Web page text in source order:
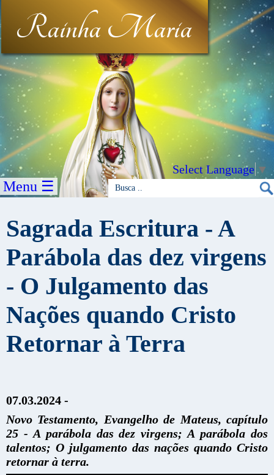
Rainha Maria
Select Language ▼
Menu ☰
Sagrada Escritura - A
Parábola das dez virgens
- O Julgamento das
Nações quando Cristo
Retornar à Terra
07.03.2024 -
Novo Testamento, Evangelho de Mateus, capítulo
25 - A parábola das dez virgens; A parábola dos
talentos; O julgamento das nações quando Cristo
retornar à terra.